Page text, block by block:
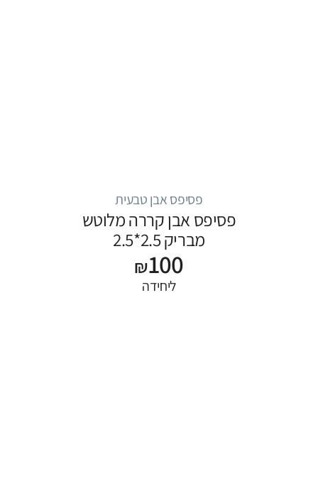
פסיפס אבן טבעית
פסיפס אבן קררה מלוטש
מבריק 2.5*2.5
₪100
ליחידה